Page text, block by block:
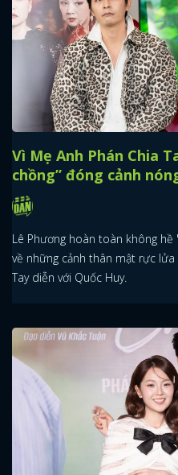
Vì Mẹ Anh Phán Chia
chồng” đóng cảnh
Lê Phương hoàn toàn không
về những cảnh thân mật rực
Tay diễn với Quốc Huy.